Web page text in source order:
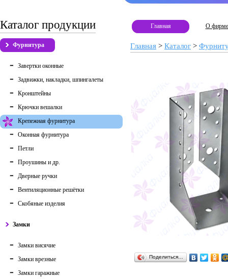
Каталог продукции
Фурнитура
Завертки оконные
Задвижки, накладки, шпингалеты
Кронштейны
Крючки вешалки
Крепежная фурнитура
Оконная фурнитура
Петли
Проушины и др.
Дверные ручки
Вентиляционные решётки
Скобяные изделия
Замки
Замки висячие
Замки врезные
Замки гаражные
Главная О фирме
Главная > Каталог >
Поделиться…